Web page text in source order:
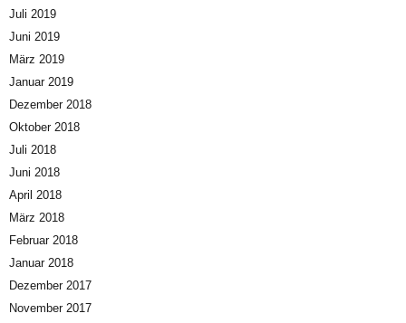
Juli 2019
Juni 2019
März 2019
Januar 2019
Dezember 2018
Oktober 2018
Juli 2018
Juni 2018
April 2018
März 2018
Februar 2018
Januar 2018
Dezember 2017
November 2017